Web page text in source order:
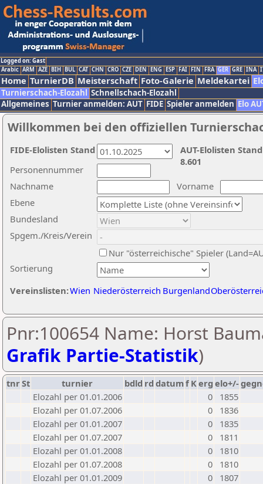
Logged on: Gast
Arabic ARM AZE BIH BUL CAT CHN CRO CZE DEN ENG ESP FAI FIN FRA GER GRE INA
Home TurnierDB Meisterschaft Foto-Galerie Meldekartei
Turnierschach-Elozahl Schnellschach-Elozahl
Allgemeines Turnier anmelden: AUT FIDE Spieler anmelden Elo
Willkommen bei den offiziellen
Nachname
Vorname
Ebene
Sortierung
Personennummer
Bundesland
Spgem./Kreis/Verein
Nur "österreichische" Spieler
Vereinslisten:Wien Niederösterreich Burgenland
AUT-Elolisten
8.601
FIDE-Elolisten Stand
Pnr:100654 Name: Horst
Grafik Partie-Statistik)
tnrSt turnier bdld rd datumf Kerg elo+/-
Elozahl per 01.01.2006
0
1855
Elozahl per 01.07.2006
0
1836
Elozahl per 01.01.2007
0
1835
Elozahl per 01.07.2007
0
1811
Elozahl per 01.01.2008
0
1810
Elozahl per 01.07.2008
0
1810
Elozahl per 01.01.2009
0
1807